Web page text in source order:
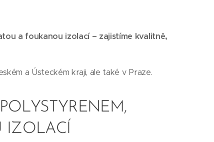
a foukanou izolací – zajistíme kvalitně,
a Ústeckém kraji, ale také v Praze.
IZOLACÍ